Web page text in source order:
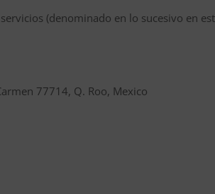
(denominado en lo sucesivo en
77714, Q. Roo, Mexico